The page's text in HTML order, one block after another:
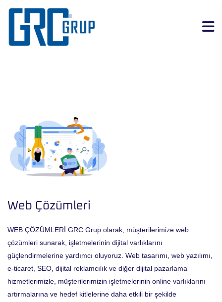
Web Çözümleri
WEB ÇÖZÜMLERİ GRC Grup olarak, müşterilerimize web
çözümleri sunarak, işletmelerinin dijital varlıklarını
güçlendirmelerine yardımcı oluyoruz. Web tasarımı, web yazılımı,
e-ticaret, SEO, dijital reklamcılık ve diğer dijital pazarlama
hizmetlerimizle, müşterilerimizin işletmelerinin online varlıklarını
artırmalarına ve hedef kitlelerine daha etkili bir şekilde